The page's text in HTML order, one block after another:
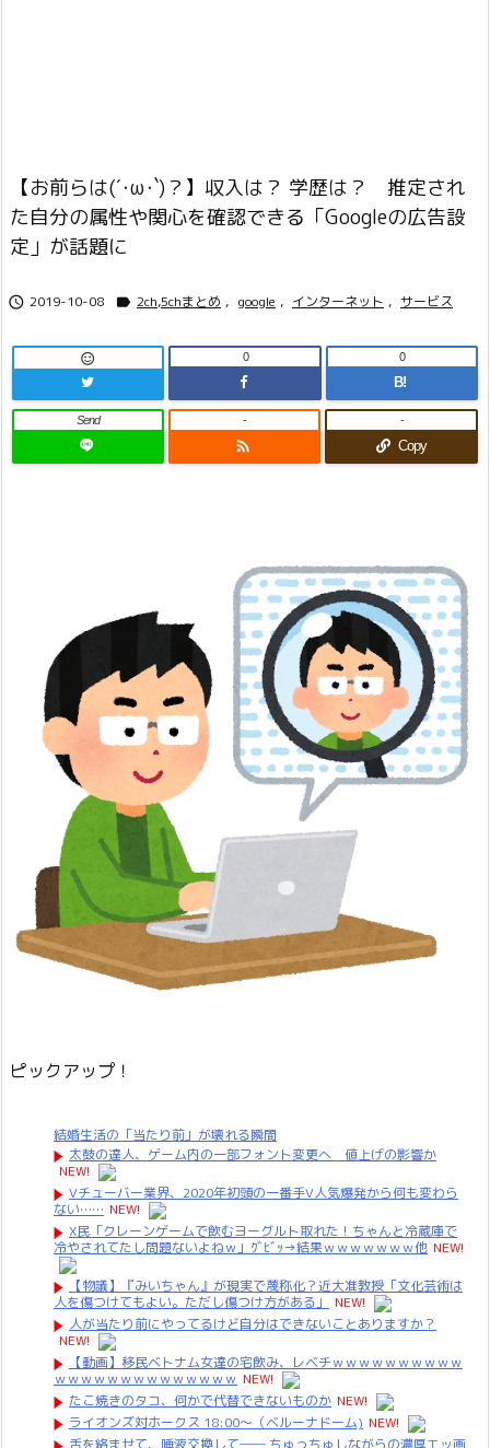
【お前らは(´･ω･`)？】収入は？ 学歴は？ 推定され
た自分の属性や関心を確認できる「Googleの広告設
定」が話題に
 2019-10-08  2ch,5chまとめ , google , インターネット , サービス
 0
B!
0
Send

-
Copy
-
ピックアップ！
結婚生活の「当たり前」が壊れる瞬間
太鼓の達人、ゲーム内の一部フォント変更へ 値上げの影響か
NEW!
Vチューバー業界、2020年初頭の一番手V人気爆発から何も変わら
ない…… NEW!
X民「クレーンゲームで飲むヨーグルト取れた！ちゃんと冷蔵庫で
冷やされてたし問題ないよねｗ」ｸﾞﾋﾞｯ→結果ｗｗｗｗｗｗｗ他 NEW!
【物議】『みいちゃん』が現実で蔑称化？近大准教授「文化芸術は
人を傷つけてもよい。ただし傷つけ方がある」
NEW!
人が当たり前にやってるけど自分はできないことありますか？
NEW!
【動画】移民ベトナム女達の宅飲み、レベチｗｗｗｗｗｗｗｗｗｗ
ｗｗｗｗｗｗｗｗｗｗｗｗｗｗ NEW!
たこ焼きのタコ、何かで代替できないものか NEW!
ライオンズ対ホークス 18:00～（ベルーナドーム) NEW!
舌を絡ませて、唾液交換して── ちゅっちゅしながらの濃厚エッ画